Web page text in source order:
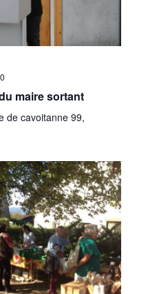
maire sortant
de cavoitanne 99,